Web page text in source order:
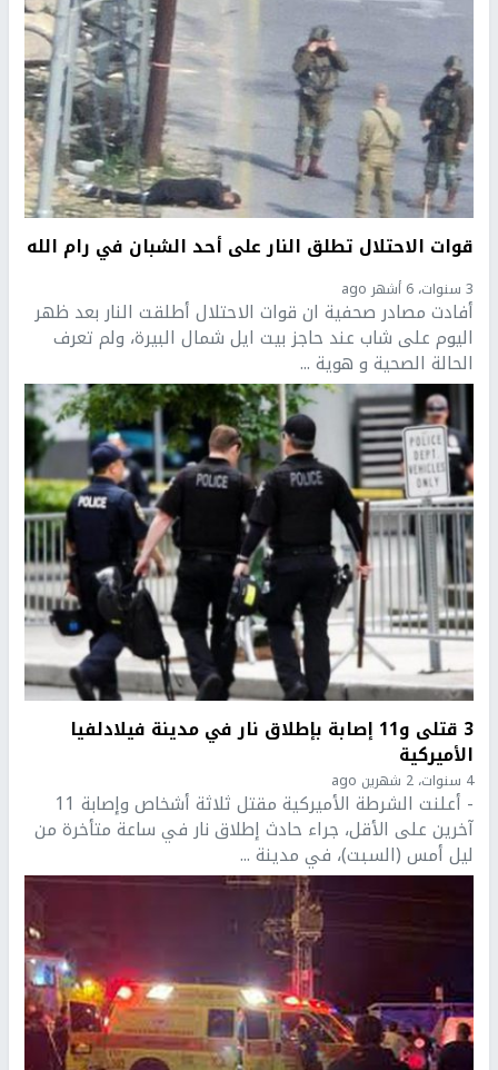
قوات الاحتلال تطلق النار على أحد الشبان في رام الله
3 سنوات، 6 أشهر ago
أفادت مصادر صحفية ان قوات الاحتلال أطلقت النار بعد ظهر
اليوم على شاب عند حاجز بيت ايل شمال البيرة، ولم تعرف
الحالة الصحية و هوية ...
3 قتلى و11 إصابة بإطلاق نار في مدينة فيلادلفيا
الأميركية
4 سنوات، 2 شهرين ago
- أعلنت الشرطة الأميركية مقتل ثلاثة أشخاص وإصابة 11
آخرين على الأقل، جراء حادث إطلاق نار في ساعة متأخرة من
ليل أمس (السبت)، في مدينة ...